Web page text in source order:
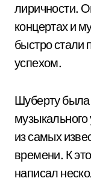
лиричности.
концертах и
быстро стали
успехом.
Шуберту
музыкального
из самых
времени. К
написал